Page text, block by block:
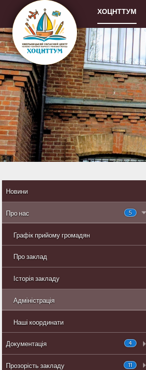
ХОЦНТТУМ
Новини
5
Про нас
Графік прийому громадян
Про заклад
Історія закладу
Адміністрація
Наші координати
4
Документація
11
Прозорість закладу